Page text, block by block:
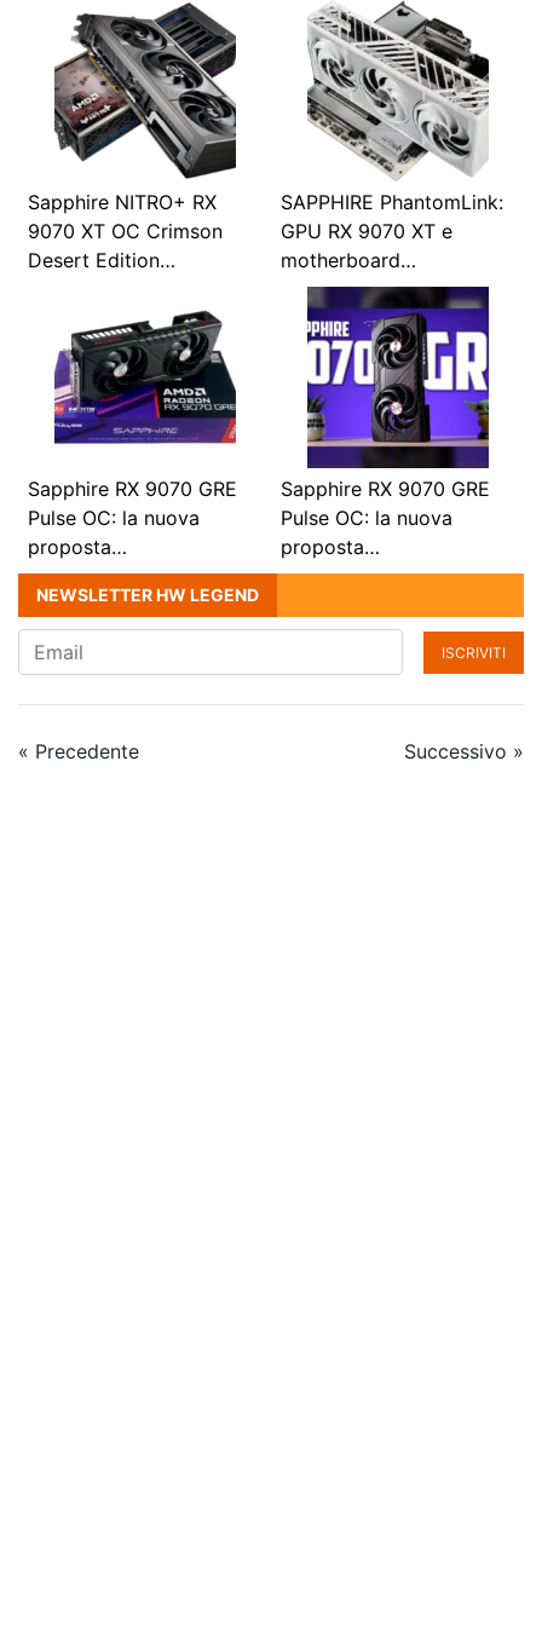
Sapphire NITRO+ RX
9070 XT OC Crimson
Desert Edition…
SAPPHIRE PhantomLink:
GPU RX 9070 XT e
motherboard…
Sapphire RX 9070 GRE
Pulse OC: la nuova
proposta…
Sapphire RX 9070 GRE
Pulse OC: la nuova
proposta…
NEWSLETTER HW LEGEND
ISCRIVITI
« Precedente Successivo »